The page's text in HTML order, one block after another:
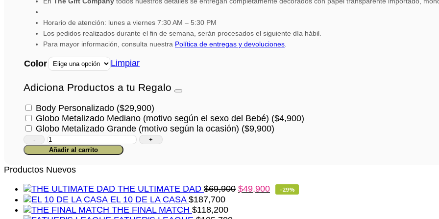
Horario de atención: lunes a viernes 7:30 AM – 5:30 PM
Los pedidos realizados durante el fin de semana, serán procesados el siguiente día hábil.
Para mayor información, consulta nuestra Política de entregas y devoluciones.
Color Limpiar
Adiciona Productos a tu Regalo
Body Personalizado ($29,900)
Globo Metalizado Mediano (motivo según el sexo del Bebé) ($4,900)
Globo Metalizado Grande (motivo según la ocasión) ($9,900)
Caja
Rincón
Ternura
Añadir al carrito
Productos Nuevos
THE ULTIMATE DAD $69,900 $49,900 -29%
EL 10 DE LA CASA $187,700
THE FINAL MATCH $118,200